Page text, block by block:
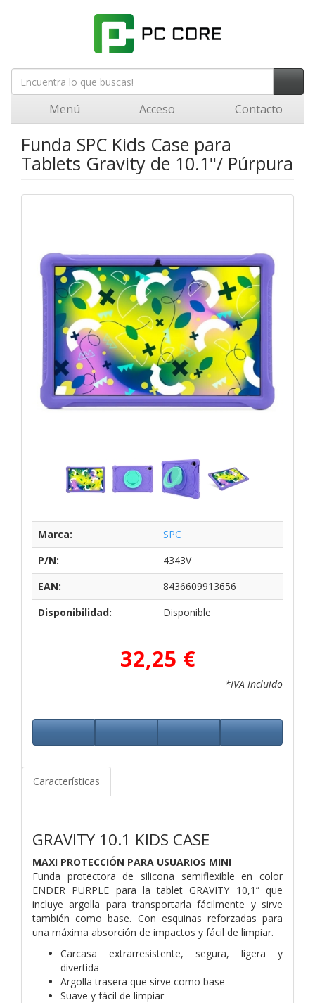
Menú Acceso Contacto
Funda SPC Kids Case para
Tablets Gravity de 10.1"/ Púrpura
Marca:
SPC
P/N:
4343V
EAN:
8436609913656
Disponibilidad:
Disponible
32,25 €
*IVA Incluido
Características
GRAVITY 10.1 KIDS CASE
MAXI PROTECCIÓN PARA USUARIOS MINI
Funda protectora de silicona semiflexible en color
ENDER PURPLE para la tablet GRAVITY 10,1” que
incluye argolla para transportarla fácilmente y sirve
también como base. Con esquinas reforzadas para
una máxima absorción de impactos y fácil de limpiar.
Carcasa extrarresistente, segura, ligera y
divertida
Argolla trasera que sirve como base
Suave y fácil de limpiar